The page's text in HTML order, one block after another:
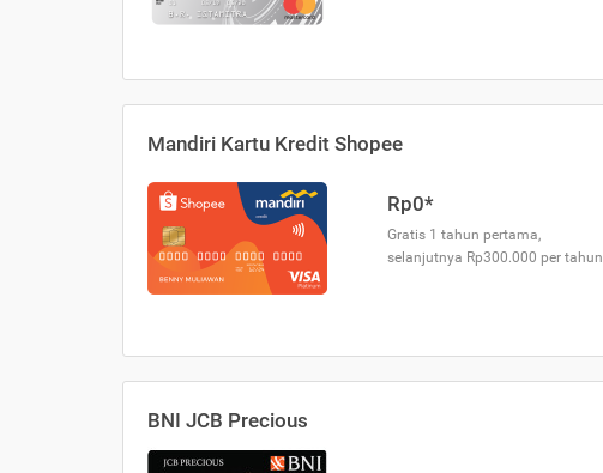
Mandiri Kartu Kredit Shopee
Rp0*
Gratis 1 tahun pertama,
selanjutnya Rp300.000 per tahun
BNI JCB Precious